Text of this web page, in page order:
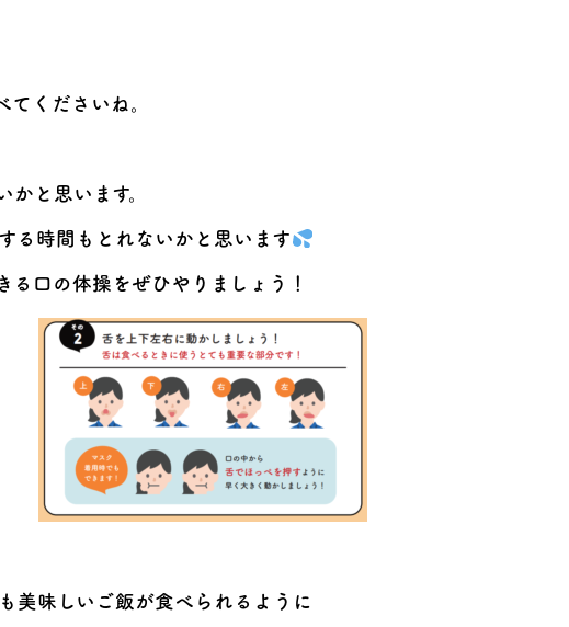
てくださいね。
かと思います。
る時間もとれないかと思います
る口の体操をぜひやりましょう！
美味しいご飯が食べられるように